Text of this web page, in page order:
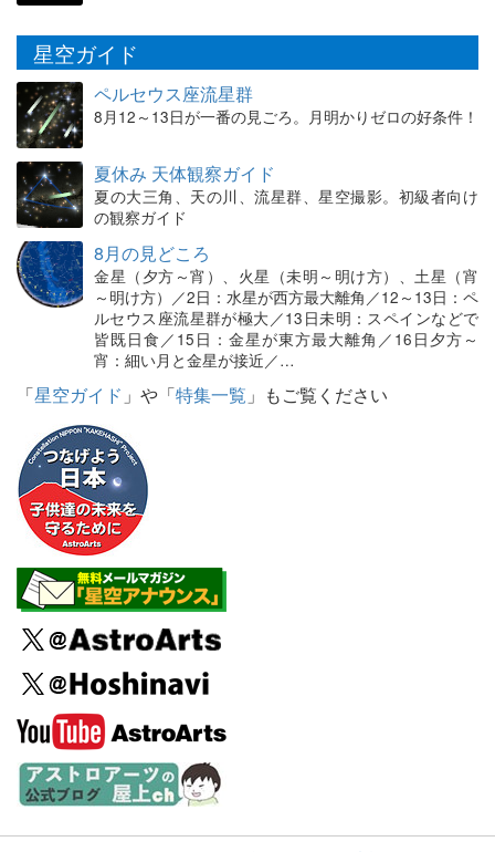
星空ガイド
ペルセウス座流星群
8月12～13日が一番の見ごろ。月明かりゼロの好条件！
夏休み 天体観察ガイド
夏の大三角、天の川、流星群、星空撮影。初級者向け
の観察ガイド
8月の見どころ
金星（夕方～宵）、火星（未明～明け方）、土星（宵
～明け方）／2日：水星が西方最大離角／12～13日：ペ
ルセウス座流星群が極大／13日未明：スペインなどで
皆既日食／15日：金星が東方最大離角／16日夕方～
宵：細い月と金星が接近／…
「星空ガイド 」や「特集一覧 」もご覧ください